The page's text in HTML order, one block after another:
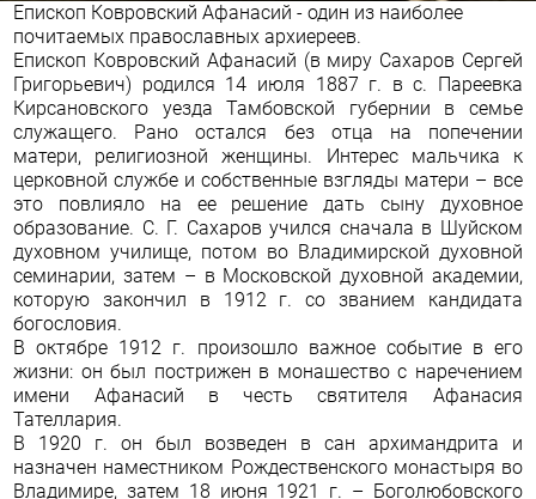
Епископ Ковровский Афанасий - один из наиболее
почитаемых православных архиереев.
Епископ Ковровский Афанасий (в миру Сахаров Сергей
Григорье­вич) родился 14 июля 1887 г. в с. Пареевка
Кирсановского уезда Тамбовской губернии в семье
служащего. Рано остался без от­ца на попечении
матери, религиозной женщины. Интерес мальчика к
церковной службе и собственные взгляды матери – все
это повлияло на ее решение дать сыну духовное
образование. С. Г. Сахаров учился сначала в Шуйском
духовном училище, потом во Владимирской духовной
семинарии, затем – в Московской духовной академии,
которую закончил в 1912 г. со званием кандидата
богословия.
В октябре 1912 г. произошло важное событие в его
жизни: он был пострижен в монашество с наречением
имени Афанасий в честь святителя Афанасия
Тателлария.
В 1920 г. он был возведен в сан архимандрита и
назначен на­местником Рождественского монастыря во
Владимире, затем 18 июня 1921 г. – Боголюбовского